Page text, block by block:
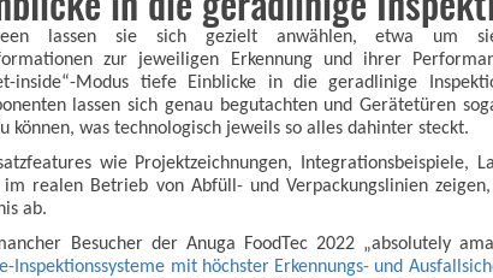
lassen sie sich gezielt anwählen, etwa um
zur jeweiligen Erkennung und ihrer
inside“-Modus tiefe Einblicke in die geradlinige
lassen sich genau begutachten und Gerätetüren
können, was technologisch jeweils so alles dahinter steckt.
wie Projektzeichnungen, Integrationsbeispiele,
im realen Betrieb von Abfüll- und Verpackungslinien
ab.
Besucher der Anuga FoodTec 2022 „absolutely
Inspektionssysteme mit höchster Erkennungs- und